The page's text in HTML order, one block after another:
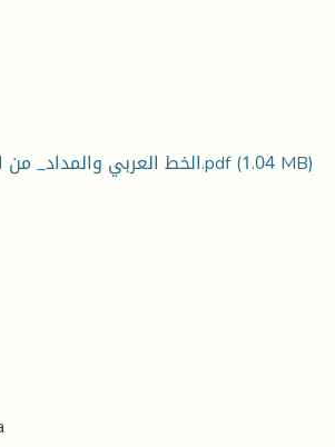
الخط العربي والمداد_ من المجهول إلى الخلود.pdf(1.04 MB)